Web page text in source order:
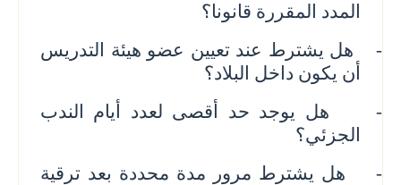
المدد المقررة قانونا؟
-
هل يشترط عند تعيين عضو هيئة التدريس
أن يكون داخل البلاد؟
-
هل يوجد حد أقصى لعدد أيام الندب
الجزئي؟
-
هل يشترط مرور مدة محددة بعد ترقية